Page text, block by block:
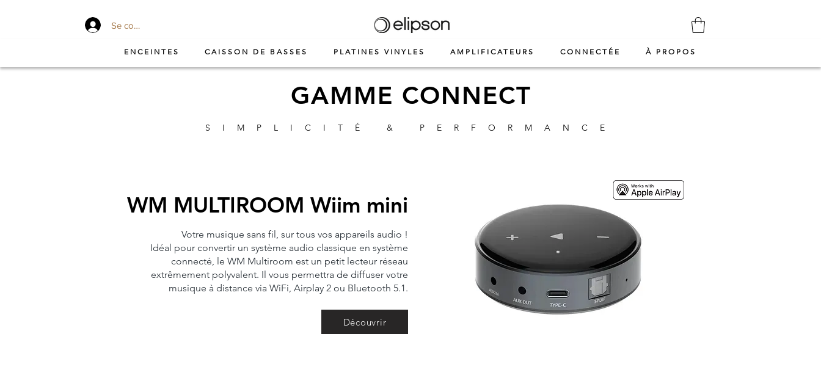
Se connecter
ENCEINTES CAISSON DE BASSES PLATINES VINYLES AMPLIFICATEURS CONNECTÉE À PROPOS
GAMME CONNECT
SIMPLICITÉ & PERFORMANCE
WM MULTIROOM Wiim mini
Votre musique sans fil, sur tous vos appareils audio !
Idéal pour convertir un système audio classique en système
connecté, le WM Multiroom est un petit lecteur réseau
extrêmement polyvalent. Il vous permettra de diffuser votre
musique à distance via WiFi, Airplay 2 ou Bluetooth 5.1.
Découvrir